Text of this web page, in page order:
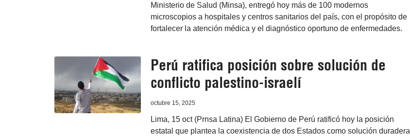
Ministerio de Salud (Minsa), entregó hoy más de 100 modernos
microscopios a hospitales y centros sanitarios del país, con el propósito de
fortalecer la atención médica y el diagnóstico oportuno de enfermedades.
Perú ratifica posición sobre solución de
conflicto palestino-israelí
octubre 15, 2025
Lima, 15 oct (Prnsa Latina) El Gobierno de Perú ratificó hoy la posición
estatal que plantea la coexistencia de dos Estados como solución duradera